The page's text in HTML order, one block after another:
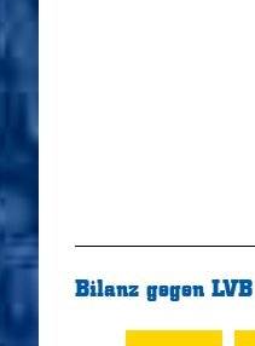
Bilanz gegen